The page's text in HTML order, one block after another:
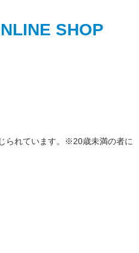
られています。※20歳未満の者に